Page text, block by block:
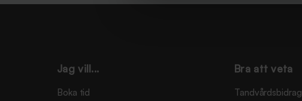
Jag vill...
Boka tid
Bra att veta
Tandvårdsbidrag